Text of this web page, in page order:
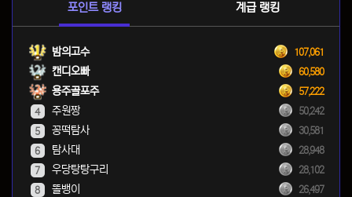
포인트 랭킹 계급 랭킹
밤의고수 107,061
캔디오빠 60,580
용주골포주 57,222
4 주원짱 50,242
5 꽁떡탐사 30,581
6 탐사대 28,948
7 우당탕탕구리 28,102
8 똘뱅이 26,497